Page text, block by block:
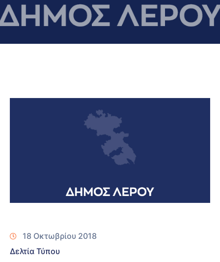
18 Οκτωβρίου 2018
Δελτία Τύπου